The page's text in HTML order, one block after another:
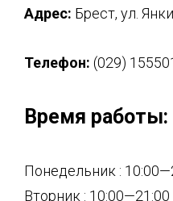
Адрес: Брест, ул.
Телефон: (029)
Время работы:
Понедельник :
Вторник : 10:00—21:00